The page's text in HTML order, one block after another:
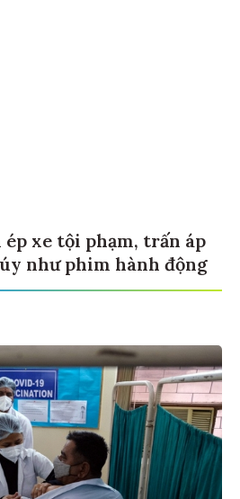
ép xe tội phạm, trấn áp
như phim hành động